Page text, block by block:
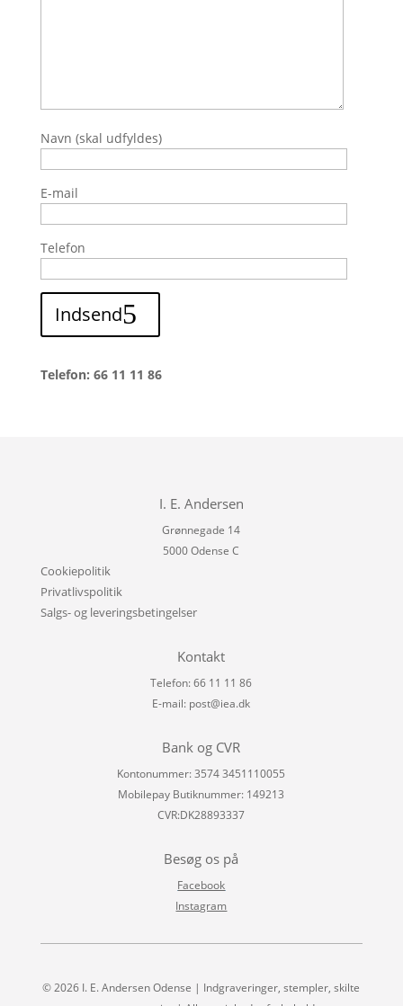
Navn (skal udfyldes)
E-mail
Telefon
Indsend
Telefon: 66 11 11 86
I. E. Andersen
Grønnegade 14
5000 Odense C
Cookiepolitik
Privatlivspolitik
Salgs- og leveringsbetingelser
Kontakt
Telefon: 66 11 11 86
E-mail: post@iea.dk
Bank og CVR
Kontonummer: 3574 3451110055
Mobilepay Butiknummer: 149213
CVR:DK28893337
Besøg os på
Facebook
Instagram
© 2026 I. E. Andersen Odense | Indgraveringer, stempler, skilte